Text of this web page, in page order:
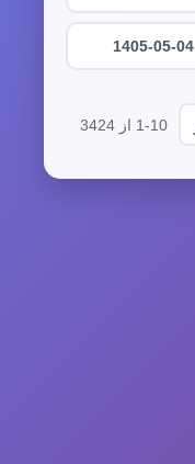
1405-05-04
1-10 از 3424